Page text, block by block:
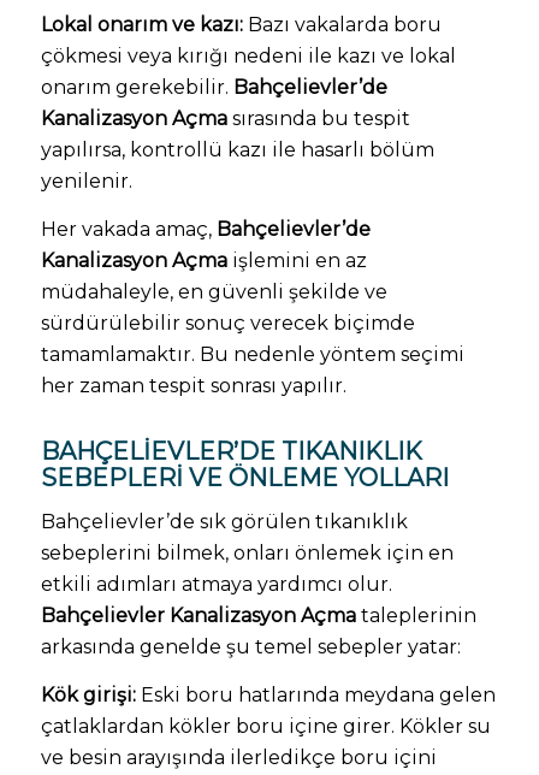
Lokal onarım ve kazı:Bazı vakalarda boru
çökmesi veya kırığı nedeni ile kazı ve lokal
onarım gerekebilir. Bahçelievler’de
Kanalizasyon Açmasırasında bu tespit
yapılırsa, kontrollü kazı ile hasarlı bölüm
yenilenir.
Her vakada amaç, Bahçelievler’de
Kanalizasyon Açmaişlemini en az
müdahaleyle, en güvenli şekilde ve
sürdürülebilir sonuç verecek biçimde
tamamlamaktır. Bu nedenle yöntem seçimi
her zaman tespit sonrası yapılır.
BAHÇELIEVLER’DE TIKANIKLIK
SEBEPLERI VE ÖNLEME YOLLARI
Bahçelievler’de sık görülen tıkanıklık
sebeplerini bilmek, onları önlemek için en
etkili adımları atmaya yardımcı olur.
Bahçelievler Kanalizasyon Açmataleplerinin
arkasında genelde şu temel sebepler yatar:
Kök girişi:Eski boru hatlarında meydana gelen
çatlaklardan kökler boru içine girer. Kökler su
ve besin arayışında ilerledikçe boru içini